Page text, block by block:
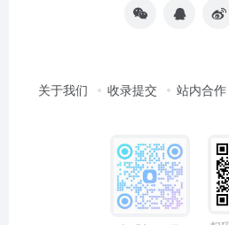
关于我们 收录提交 站内合作